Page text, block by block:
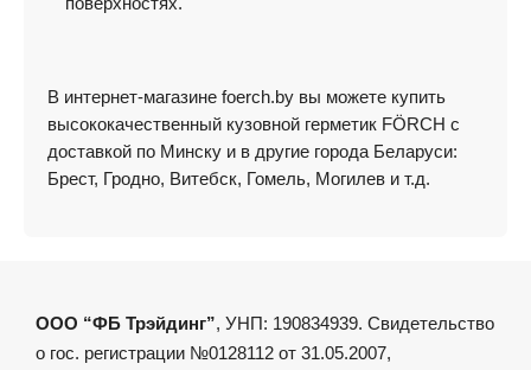
В интернет-магазине foerch.by вы можете купить
высококачественный кузовной герметик FÖRCH с
доставкой по Минску и в другие города Беларуси:
Брест, Гродно, Витебск, Гомель, Могилев и т.д.
ООО “ФБ Трэйдинг”, УНП: 190834939. Свидетельство
о гос. регистрации №0128112 от 31.05.2007,